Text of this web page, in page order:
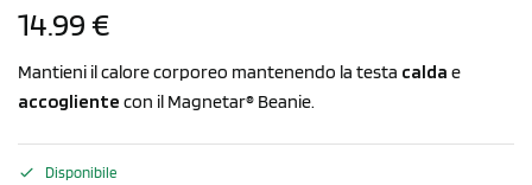
14.99€
Mantieni il calore corporeo mantenendo la testa calda e
accogliente con il Magnetar® Beanie.
Disponibile